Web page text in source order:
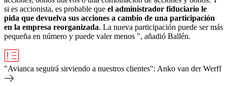
si es accionista, es probable que el administrador fiduciario le
pida que devuelva sus acciones a cambio de una participación
en la empresa reorganizada. La nueva participación puede ser más
pequeña en número y puede valer menos ", añadió Ballén.
"Avianca seguirá sirviendo a nuestros clientes": Anko van der Werff